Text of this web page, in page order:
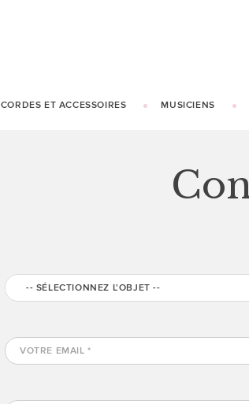
CORDES ET ACCESSOIRES MUSICIENS
-- SÉLECTIONNEZ L'OBJET --